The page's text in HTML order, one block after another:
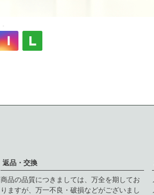
返品・交換
商品の品質につきましては、万全を期してお
りますが、万一不良・破損などがございまし